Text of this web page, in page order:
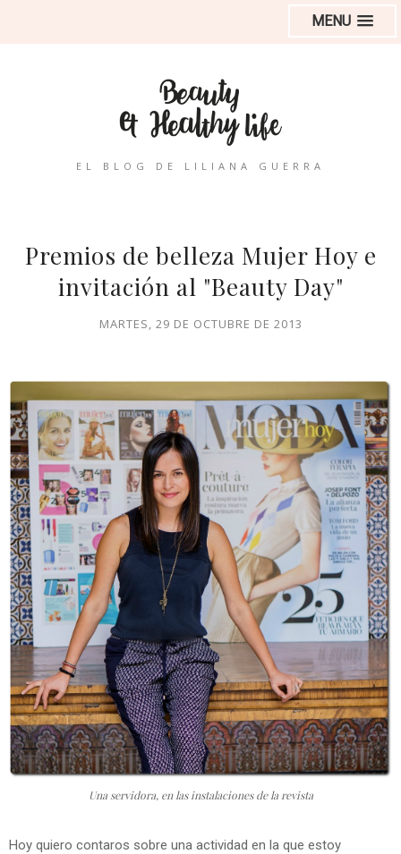
MENU
EL BLOG DE LILIANA GUERRA
Premios de belleza Mujer Hoy e
invitación al "Beauty Day"
MARTES, 29 DE OCTUBRE DE 2013
Una servidora, en las instalaciones de la revista
Hoy quiero contaros sobre una actividad en la que estoy